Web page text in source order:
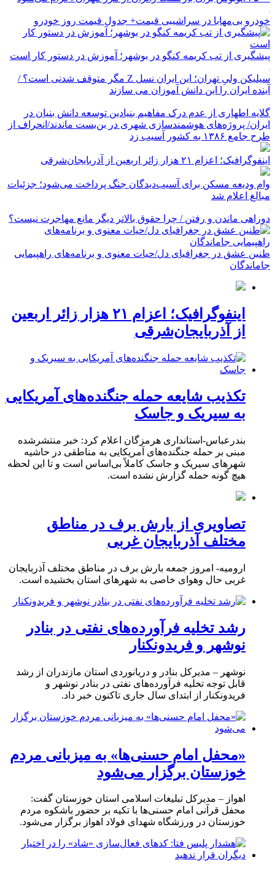
خودرو بی‌مهابا در سراشیبی قیمت+ جدول قیمت روز خودرو
پیشگیری از تب کریمه کنگو در بوشهر؛ آموزش در دستور کار است
سیلیکن ولیِ تهران؛ این ایران نسل Z مگر متوقف شدنی است؟ /
آینده ایران را این دانش آموزان می سازند
گلایه اطهاری از عدم درک مفاهیم بنیادین توسعه دانش بنیان در
ایران/ پروژه‌های هوشمندسازی شهری در بن‌بست ماندند/انحراف از
طرح جامع ۱۳۸۶ به کشور آسیب زد
اینفوگرافیک؛ اعزام ۲۱ هزار زائر اربعین از آذربایجان‌شرقی
وام ودیعه مسکن برای آسیب‌دیدگان جنگ پرداخت می‌شود؛ جزئیات
مبالغ اعلام شد
دوراهی ماندن و رفتن / چرا حقوق بالاتر دیگر مانع مهاجرت نیست؟
طنین عشق در جغرافیای دل/حیات معنوی و برنامه‌های راهپیمایی
جاماندگان
اینفوگرافیک؛ اعزام ۲۱ هزار زائر اربعین
از آذربایجان‌شرقی
تکذیب شایعه حمله جنگنده‌های آمریکایی
به سیریک و جاسک
بندرعباس-استانداری هرمزگان اعلام کرد: خبر منتشرشده
مبنی بر حمله جنگنده‌های آمریکایی به مناطقی در حاشیه
شهرهای سیریک و جاسک کاملاً بی‌اساس است و تا این لحظه
هیچ گونه حمله گزارش نشده است.
تصاویری از بارش برف در مناطق
مختلف آذربایجان غربی
ارومیه- امروز جمعه بارش برف در مناطق مختلف آذربایجان
غربی حال وهوای خاصی به شهرهای استان بخشیده است.
رشد تخلیه فرآورده‌های نفتی در بنادر
نوشهر و فریدونکنار
نوشهر – مدیرکل بنادر و دریانوردی استان مازندران از رشد
قابل توجه تخلیه فرآورده‌های نفتی در بنادر نوشهر و
فریدونکنار از ابتدای سال جاری تاکنون خبر داد.
«محفل امام حسنی‌ها» به میزبانی مردم
خوزستان برگزار می‌شود
اهواز – مدیرکل تبلیغات اسلامی استان خوزستان گفت:
محفل قرآنی امام حسنی‌ها با تکیه بر حضور باشکوه مردم
خوزستان در ورزشگاه شهدای فولاد اهواز برگزار می‌شود.